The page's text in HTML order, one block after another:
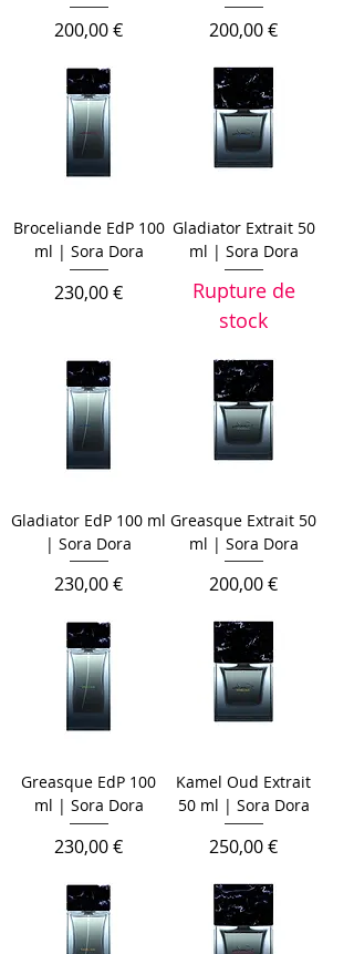
Prix
200,00 € Prix
200,00 €
Broceliande EdP 100
ml | Sora Dora
Prix
230,00 €
Gladiator Extrait 50
ml | Sora Dora
Rupture de
stock
Gladiator EdP 100 ml
| Sora Dora
Prix
230,00 €
Greasque Extrait 50
ml | Sora Dora
Prix
200,00 €
Greasque EdP 100
ml | Sora Dora
Prix
230,00 €
Kamel Oud Extrait
50 ml | Sora Dora
Prix
250,00 €